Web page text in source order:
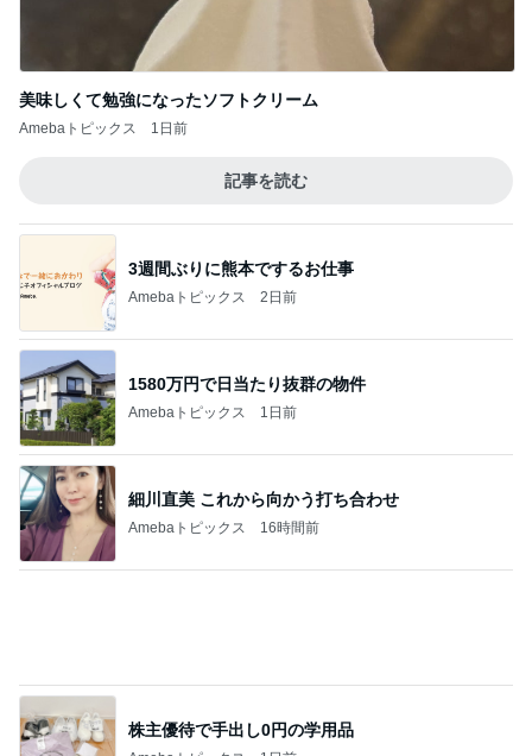
1日前
Amebaトピックス 2日前
1580万円で日当たり抜群の物件
Amebaトピックス 1日前
細川直美 これから向かう打ち合わせ
Amebaトピックス 16時間前